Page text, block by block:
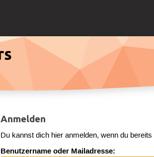
Anmelden
Du kannst dich hier anmelden, wenn du bereits
Benutzername oder Mailadresse: